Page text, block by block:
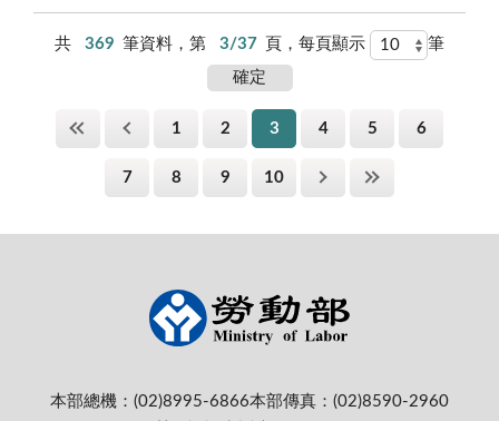
共 369 筆資料，第 3/37 頁，每頁顯示 筆
1 2 3 4 5 6
7 8 9 10
本部總機：(02)8995-6866本部傳真：(02)8590-2960